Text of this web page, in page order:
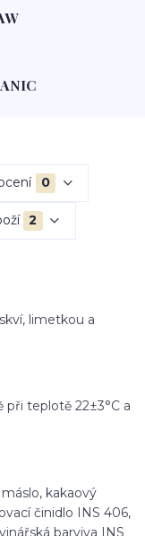
0
2
limetkou a
teplotě 22±3°C a
kakaový
činidlo INS 406,
barviva INS